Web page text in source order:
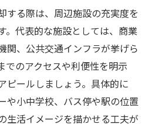
する際は、周辺施設の充実度を
。代表的な施設としては、商業
関、公共交通インフラが挙げら
でのアクセスや利便性を明示
ピールしましょう。具体的に
や小中学校、バス停や駅の位置
生活イメージを描かせる工夫が